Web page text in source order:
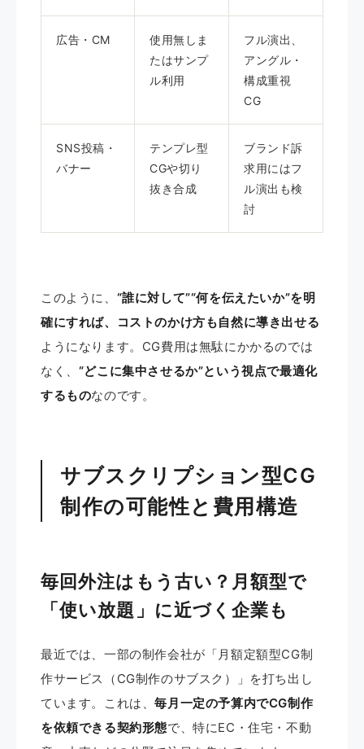
広告・CM
使用無しま
たはサンプ
ル利用
フル演出、
アングル・
構成重視
CG
SNS投稿・
バナー
テンプレ型
CGや切り
抜き合成
ブランド訴
求用にはフ
ル演出も検
討
このように、 “誰に対して”“何を伝えたいか”を明
確にすれば、コストのかけ方も自然に導き出せる
ようになります。CG費用は無駄にかかるのでは
なく、 “どこに集中させるか”という視点で最適化
するものなのです。
サブスクリプション型CG
制作の可能性と費用構造
毎回外注はもう古い？月額型で
「使い放題」に近づく企業も
最近では、一部の制作会社が「月額定額型CG制
作サービス（CG制作のサブスク）」を打ち出し
ています。これは、毎月一定の予算内でCG制作
を依頼できる契約形態で、特にEC・住宅・不動